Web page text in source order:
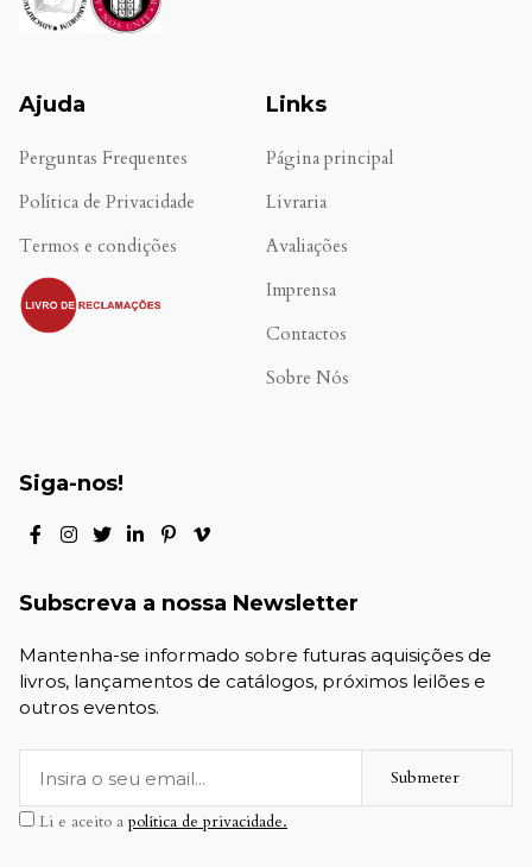
Ajuda
Perguntas Frequentes
Política de Privacidade
Termos e condições
.
Links
Página principal
Livraria
Avaliações
Imprensa
Contactos
Sobre Nós
Siga-nos!
Subscreva a nossa Newsletter
Mantenha-se informado sobre futuras aquisições de
livros, lançamentos de catálogos, próximos leilões e
outros eventos.
Submeter
Li e aceito a política de privacidade.